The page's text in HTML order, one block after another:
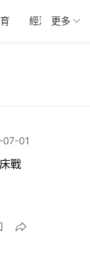
經濟 01深
更多
01
戰